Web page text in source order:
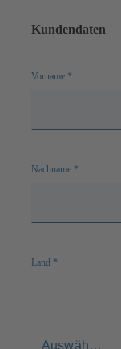
Kundendaten
Vorname *
Nachname *
Land *
Auswählen